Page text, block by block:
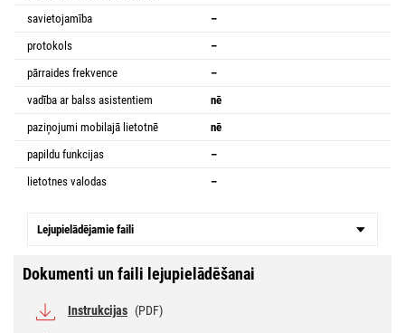
savietojamība
–
protokols
–
pārraides frekvence
–
vadība ar balss asistentiem
nē
paziņojumi mobilajā lietotnē
nē
papildu funkcijas
–
lietotnes valodas
–
Lejupielādējamie faili
Dokumenti un faili lejupielādēšanai
Instrukcijas (PDF)